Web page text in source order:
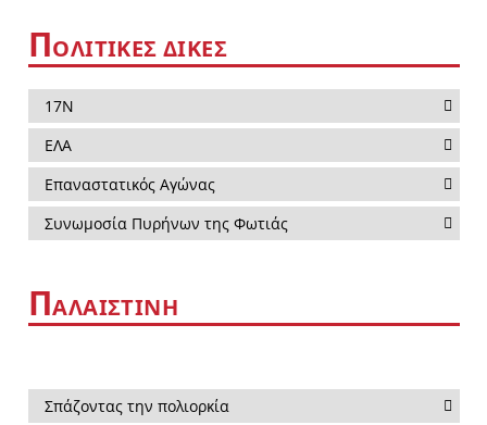
ΠΟΛΙΤΙΚΕΣ ΔΙΚΕΣ
17Ν
ΕΛΑ
Επαναστατικός Αγώνας
Συνωμοσία Πυρήνων της Φωτιάς
ΠΑΛΑΙΣΤΙΝΗ
Σπάζοντας την πολιορκία